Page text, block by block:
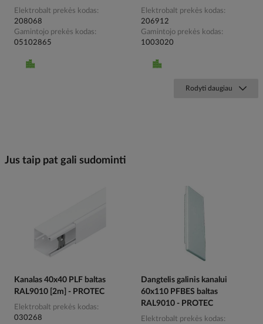
Elektrobalt prekės kodas
208068
Gamintojo prekės kodas
05102865
Elektrobalt prekės kodas
206912
Gamintojo prekės kodas
1003020
Rodyti daugiau
Jus taip pat gali sudominti
Kanalas 40x40 PLF baltas
RAL9010 [2m] - PROTEC
Elektrobalt prekės kodas
030268
Dangtelis galinis kanalui
60x110 PFBES baltas
RAL9010 - PROTEC
Elektrobalt prekės kodas